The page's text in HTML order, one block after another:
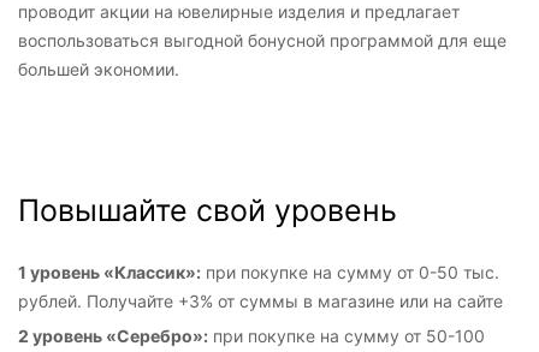
проводит акции на ювелирные изделия и предлагает
воспользоваться выгодной бонусной программой для еще
большей экономии.
Повышайте свой уровень
1 уровень «Классик»: при покупке на сумму от 0-50 тыс.
рублей. Получайте +3% от суммы в магазине или на сайте
2 уровень «Серебро»: при покупке на сумму от 50-100